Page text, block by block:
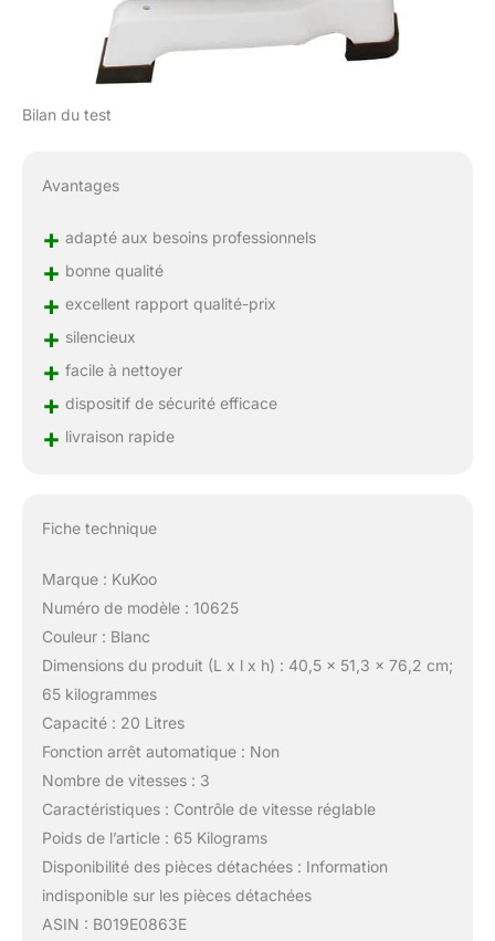
Bilan du test
Avantages
+ adapté aux besoins professionnels
+ bonne qualité
+ excellent rapport qualité-prix
+ silencieux
+ facile à nettoyer
+ dispositif de sécurité efficace
+ livraison rapide
Fiche technique
Marque : KuKoo
Numéro de modèle : 10625
Couleur : Blanc
Dimensions du produit (L x l x h) : 40,5 x 51,3 x 76,2 cm;
65 kilogrammes
Capacité : 20 Litres
Fonction arrêt automatique : Non
Nombre de vitesses : 3
Caractéristiques : Contrôle de vitesse réglable
Poids de l’article : 65 Kilograms
Disponibilité des pièces détachées : Information
indisponible sur les pièces détachées
ASIN : B019E0863E